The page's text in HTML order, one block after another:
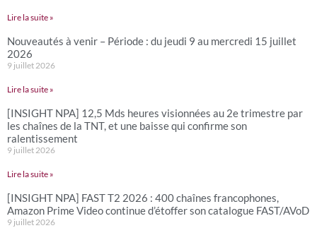
Lire la suite »
Nouveautés à venir – Période : du jeudi 9 au mercredi 15 juillet
2026
9 juillet 2026
Lire la suite »
[INSIGHT NPA] 12,5 Mds heures visionnées au 2e trimestre par
les chaînes de la TNT, et une baisse qui confirme son
ralentissement
9 juillet 2026
Lire la suite »
[INSIGHT NPA] FAST T2 2026 : 400 chaînes francophones,
Amazon Prime Video continue d’étoffer son catalogue FAST/AVoD
9 juillet 2026